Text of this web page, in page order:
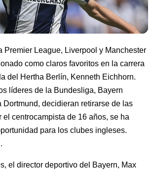
Premier League, Liverpool y Manchester
como claros favoritos en la carrera
del Hertha Berlín, Kenneth Eichhorn.
líderes de la Bundesliga, Bayern
Dortmund, decidieran retirarse de las
el centrocampista de 16 años, se ha
para los clubes ingleses.
.
el director deportivo del Bayern, Max